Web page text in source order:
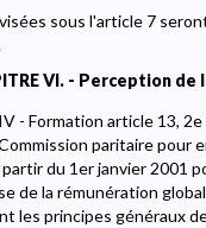
sous l'article 7
VI. - Perception de
- Formation article 13,
paritaire
du 1er janvier 2001
de la rémunération
les principes généraux